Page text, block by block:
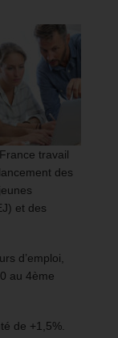
travail
des
et des
d’emploi,
au 4ème
de +1,5%.